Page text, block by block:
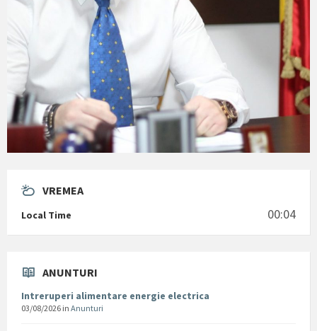
VREMEA
Local Time 00:04
ANUNTURI
Intreruperi alimentare energie electrica
03/08/2026 in Anunturi